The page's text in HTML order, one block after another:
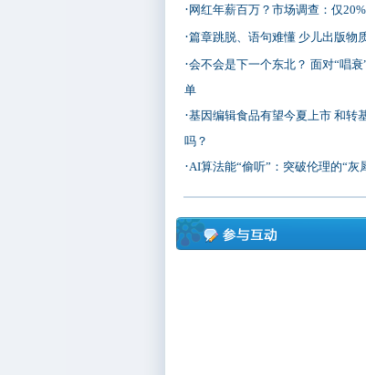
·网红年薪百万？市场调查：仅
·篇章跳脱、语句难懂 少儿出版物
·会不会是下一个东北？ 面对“唱
单
·基因编辑食品有望今夏上市 和转
吗？
·AI算法能“偷听”：突破伦理的“灰